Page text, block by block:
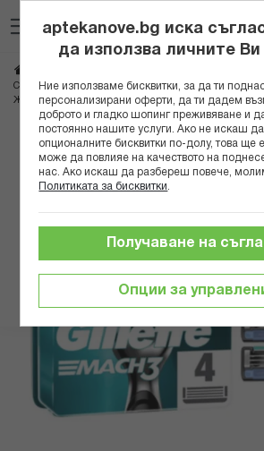
към
съдържанието
Самобръсначки и ножчета
ЖИЛЕТ РЕЗЕРВНИ НОЖЧЕТА ЗА БРЪСНЕНЕ MACH 3
Преминете
края
галерията
изображенията
aptekanove.bg иска
да използва личните Ви
Ние използваме бисквитки, за да ти
персонализирани оферти, да ти дадем
доброто и гладко шопинг преживяване и
постоянно нашите услуги. Ако не искаш
опционалните бисквитки по-долу, това ще
може да повлияе на качеството на
нас. Ако искаш да разбереш повече,
Политиката за бисквитки
Опции за
Получаване на